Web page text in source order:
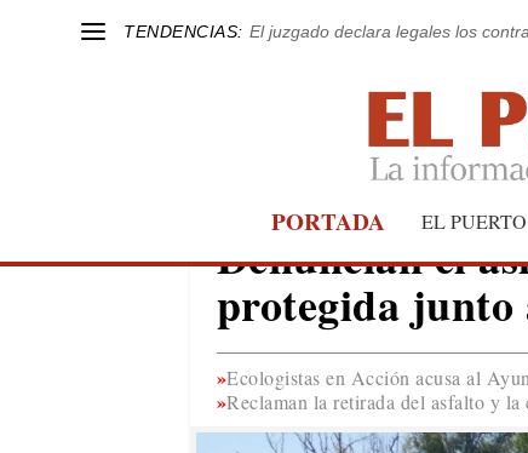
TENDENCIAS: El juzgado declara legales los
PORTADA EL PUERTO
EL PUERTO
Denuncian el
protegida junto
Ecologistas en Acción acusa al
Reclaman la retirada del asfalto y